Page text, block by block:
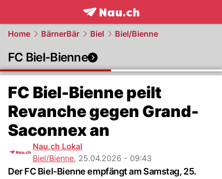
frontpage.NAU.ch
Home BärnerBär Biel Biel/Bienne
FC Biel-Bienne
FC Biel-Bienne peilt
Revanche gegen Grand-
Saconnex an
Nau.ch Lokal
Biel/Bienne, 25.04.2026 - 09:43
Der FC Biel-Bienne empfängt am Samstag, 25.